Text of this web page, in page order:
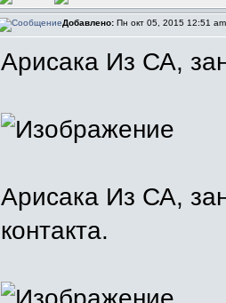
Добавлено: Пн окт 05, 2015 12:51
Арисака Из СА,
Арисака Из СА,
контакта.